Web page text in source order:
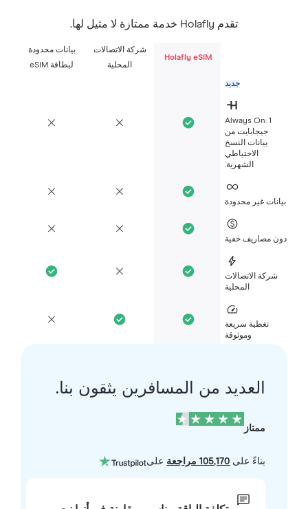
Holafly eSIM
شركة الاتصالات
بيانات محدودة
Always On: 1
جيجابايت من
بيانات النسخ
الاحتياطي
غير محدودة
مصاريف خفية
شركة الاتصالات
تغطية سريعة
العديد من المسافرين يثقون بنا.
بناءً على105,170 مراجعة على